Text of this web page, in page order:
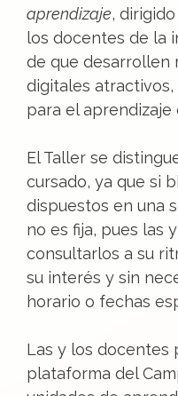
aprendizaje,
los docentes de la
de que desarrollen
digitales
para el aprendizaje
El Taller se
cursado, ya que si
dispuestos en una
no es fija, pues las
consultarlos a su
su interés y sin
horario o fechas
Las y los docentes
plataforma del